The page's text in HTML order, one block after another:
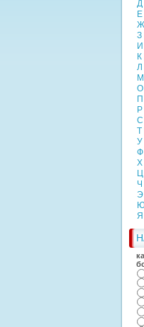
Д
Е
Ж
З
И
К
Л
М
О
П
Р
С
Т
У
Ф
Х
Ц
Ч
Э
Я